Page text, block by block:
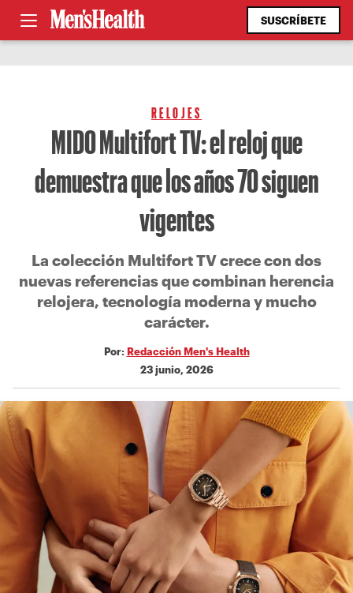
SUSCRÍBETE
RELOJES
MIDO Multifort TV: el reloj que
demuestra que los años 70 siguen
vigentes
La colección Multifort TV crece con dos
nuevas referencias que combinan herencia
relojera, tecnología moderna y mucho
carácter.
Por: Redacción Men's Health
23 junio, 2026